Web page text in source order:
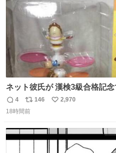
ネット彼氏が 漢検3級合格記
返
信
4
リ
ポ
ト
146
い
数
2,970
18時間前